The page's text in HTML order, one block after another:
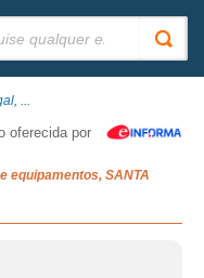
...
oferecida por
equipamentos, SANTA